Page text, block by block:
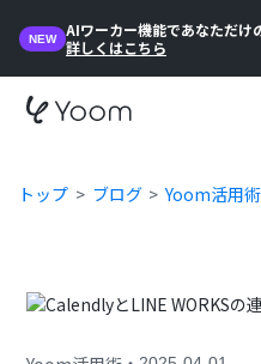
NEW
AIワーカー機能であなただけ
詳しくはこちら
トップ ブログ Yoom活用術